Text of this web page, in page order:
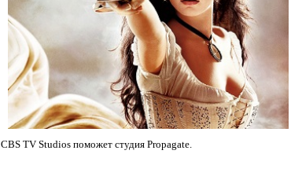
CBS TV Studios поможет студия Propagate.